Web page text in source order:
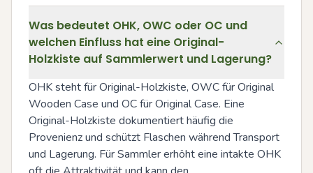
Was bedeutet OHK, OWC oder OC und
welchen Einfluss hat eine Original-
Holzkiste auf Sammlerwert und Lagerung?
OHK steht für Original-Holzkiste, OWC für Original
Wooden Case und OC für Original Case. Eine
Original-Holzkiste dokumentiert häufig die
Provenienz und schützt Flaschen während Transport
und Lagerung. Für Sammler erhöht eine intakte OHK